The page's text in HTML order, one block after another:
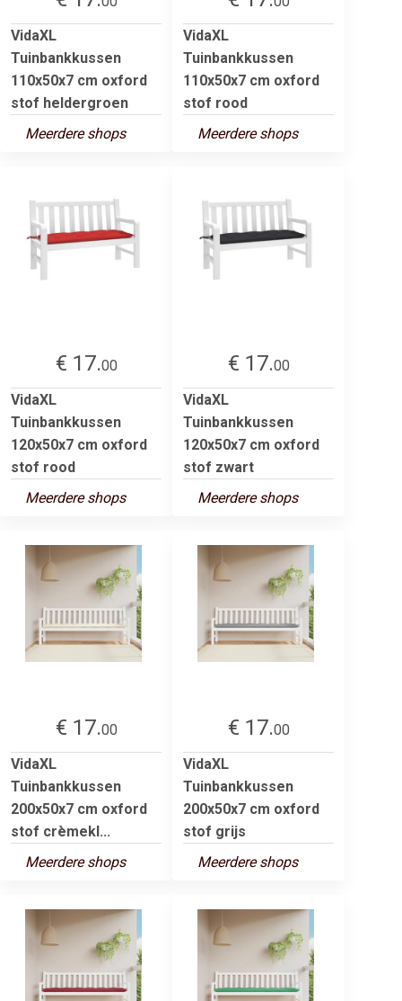
VidaXL
Tuinbankkussen
110x50x7 cm oxford
stof heldergroen
Meerdere shops
VidaXL
Tuinbankkussen
110x50x7 cm oxford
stof rood
Meerdere shops
€ 17.00
VidaXL
Tuinbankkussen
120x50x7 cm oxford
stof rood
Meerdere shops
€ 17.00
VidaXL
Tuinbankkussen
120x50x7 cm oxford
stof zwart
Meerdere shops
€ 17.00
VidaXL
Tuinbankkussen
200x50x7 cm oxford
stof crèmekl...
Meerdere shops
€ 17.00
VidaXL
Tuinbankkussen
200x50x7 cm oxford
stof grijs
Meerdere shops